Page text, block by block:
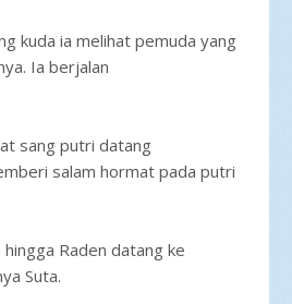
kuda ia melihat pemuda yang
Ia berjalan
sang putri datang
salam hormat pada putri
Raden datang ke
Suta.